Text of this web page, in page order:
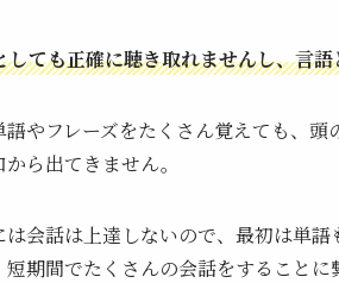
しても正確に聴き取れませんし、言
やフレーズをたくさん覚えても、
ら出てきません。
会話は上達しないので、最初は単
期間でたくさんの会話をすることに